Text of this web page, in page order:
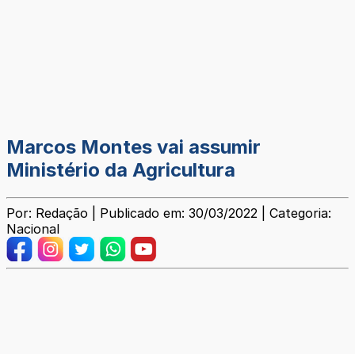
Marcos Montes vai assumir
Ministério da Agricultura
Por: Redação | Publicado em: 30/03/2022 | Categoria:
Nacional